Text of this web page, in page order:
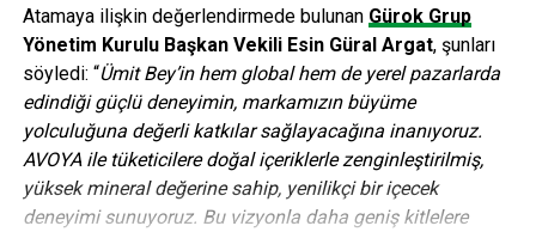
Atamaya ilişkin değerlendirmede bulunan Gürok Grup
Yönetim Kurulu Başkan Vekili Esin Güral Argat, şunları
söyledi: “Ümit Bey’in hem global hem de yerel pazarlarda
edindiği güçlü deneyimin, markamızın büyüme
yolculuğuna değerli katkılar sağlayacağına inanıyoruz.
AVOYA ile tüketicilere doğal içeriklerle zenginleştirilmiş,
yüksek mineral değerine sahip, yenilikçi bir içecek
deneyimi sunuyoruz. Bu vizyonla daha geniş kitlelere